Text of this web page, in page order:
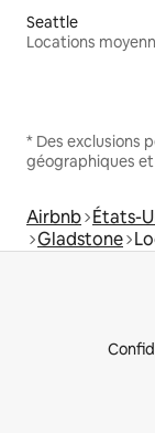
Seattle
* Des exclusions
géographiques
Airbnb États-
Gladstone